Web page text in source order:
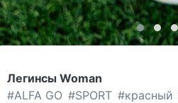
Легинсы Woman
#ALFA GO #SPORT #красный